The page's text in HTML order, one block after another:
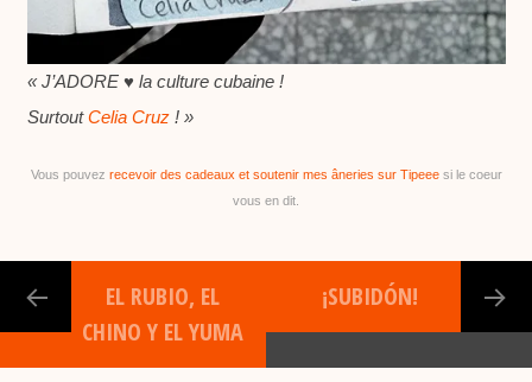
« J’ADORE ♥ la culture cubaine !
SurtoutCelia Cruz! »
Vous pouvez recevoir des cadeaux et soutenir mes âneries sur Tipeeesi le coeur
vous en dit.
EL RUBIO, EL
CHINO Y EL YUMA
¡SUBIDÓN!